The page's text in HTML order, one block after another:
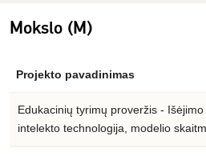
Mokslo (M)
Projekto pavadinimas
Edukacinių tyrimų proveržis -
intelekto technologija, modelio